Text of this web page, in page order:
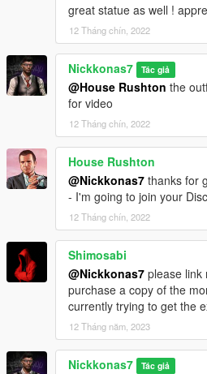
great statue as well !
12 Tháng chín, 2022
Nickkonas7 Tác giả
@House Rushton the
for video
12 Tháng chín, 2022
House Rushton
@Nickkonas7 thanks for
- I'm going to join your
12 Tháng chín, 2022
Shimosabi
@Nickkonas7 please link
purchase a copy of the
currently trying to get the
12 Tháng năm, 2023
Nickkonas7 Tác giả